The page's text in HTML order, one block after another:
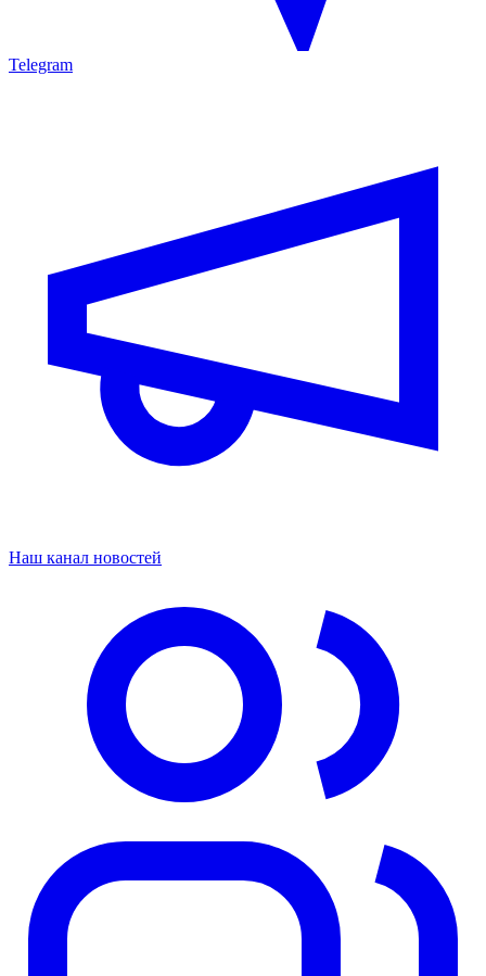
Telegram
Наш канал новостей